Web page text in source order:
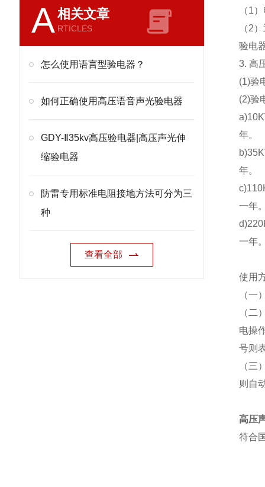
A相关文章
RTICLES
怎么使用语言型验电器？
如何正确使用高压语音声光验电器
GDY-Ⅱ35kv高压验电器|高压声光伸
缩验电器
防雷专用标准电阻接地方法可分为三
种
查看全部
（1
（2
验电
3. 高
(1)验
(2)验
年。
年。
一年
一年
使用
（一
（二
电操
号则
（三
则自
高压
符合